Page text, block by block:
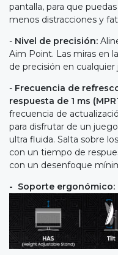
pantalla, para que
menos distracciones y
- Nivel de precisión:
Aim Point. Las miras en
de precisión en cualquier
- Frecuencia de
respuesta de 1 ms
frecuencia de
para disfrutar de un
ultra fluida. Salta sobre
con un tiempo de
con un desenfoque
- Soporte ergonómico: